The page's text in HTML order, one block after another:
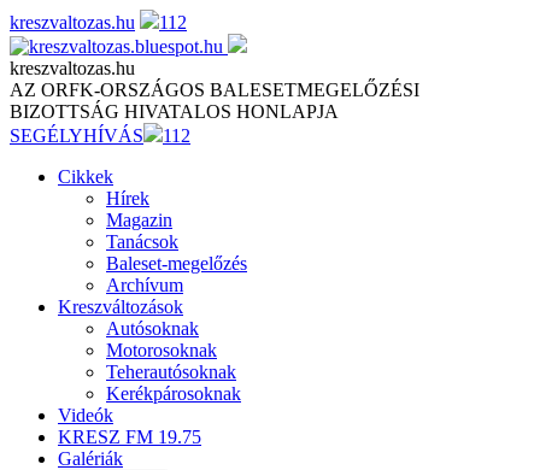
Skip
to
content
kreszvaltozas.hu 112
kreszvaltozas.hu
AZ ORFK-ORSZÁGOS BALESETMEGELŐZÉSI
BIZOTTSÁG HIVATALOS HONLAPJA
SEGÉLYHÍVÁS
112
Cikkek
Hírek
Magazin
Tanácsok
Baleset-megelőzés
Archívum
Kreszváltozások
Autósoknak
Motorosoknak
Teherautósoknak
Kerékpárosoknak
Videók
KRESZ FM 19.75
Galériák